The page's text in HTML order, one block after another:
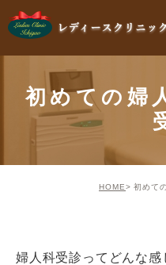
初めての婦
HOME 初めて
婦人科受診ってどんな感